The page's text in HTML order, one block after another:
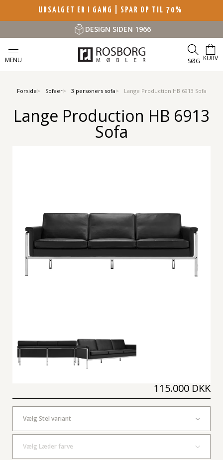
UDSALGET ER I GANG | SPAR OP TIL 70%
DESIGN SIDEN 1966
MENU SØG KURV
Forside Sofaer 3 personers sofa Lange Production HB 6913 Sofa
Lange Production HB 6913
Sofa
115.000 DKK
Vælg Stel variant
Vælg Læder farve